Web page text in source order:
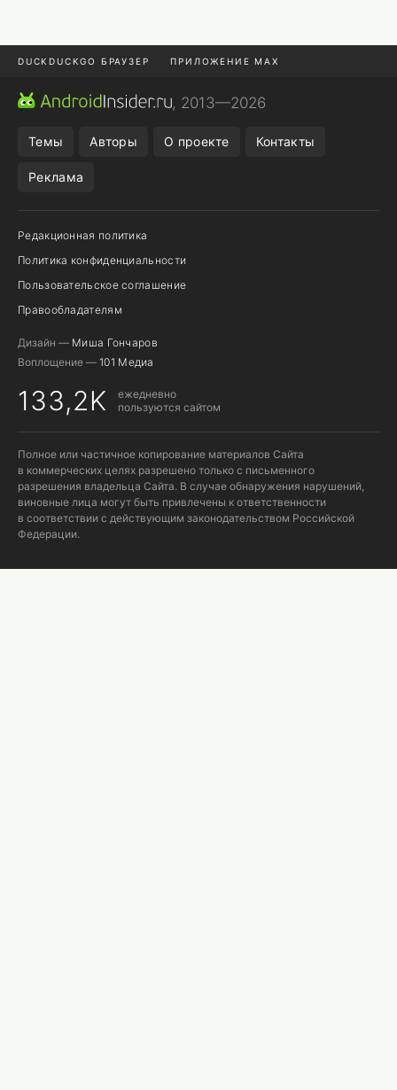
DUCKDUCKGO БРАУЗЕР ПРИЛОЖЕНИЕ MAX
ПРИЛОЖЕНИЯ ANDROID
, 2013—2026
Темы Авторы О проекте Контакты
Реклама
Редакционная политика
Политика конфиденциальности
Пользовательское соглашение
Правообладателям
Дизайн — Миша Гончаров
Воплощение — 101 Медиа
133,2K
ежедневно
пользуются сайтом
Полное или частичное копирование материалов Сайта
в коммерческих целях разрешено только с письменного
разрешения владельца Сайта. В случае обнаружения нарушений,
виновные лица могут быть привлечены к ответственности
в соответствии с действующим законодательством Российской
Федерации.